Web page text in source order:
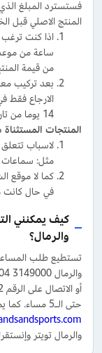
فستسترد المبلغ
المنتج الاصلي قبل
من قيمة
بعد تركيب
الارجاع فقط
14 يوما من تاريخ التركيب.
المنتجات المستثناة
لاسباب
مثل: سماعات
كما لا موقع
في حال كانت
كيف يمكنني
والرمال؟
تستطيع طلب
حتى الـ5 مساء. كما يمكنك الاستفسار عما يشغلك عبر البريد الإلكتروني
والرمال تويتر